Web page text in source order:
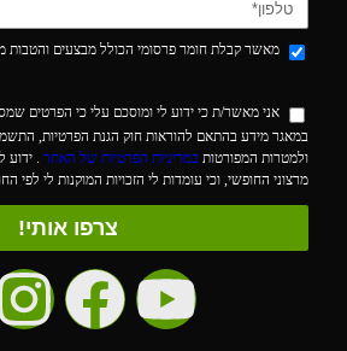
מאשר קבלת חומר פרסומי הכולל מבצעים והטבות
אני מאשר/ת כי ידוע לי ומוסכם עלי כי הפרטים
ולמטרות המפורטות במדיניות הפרטיות של האתר . ידוע
מרצוני החופשי, וכי עומדות לי הזכויות המוקנות לי לפי
צרפו אותי!